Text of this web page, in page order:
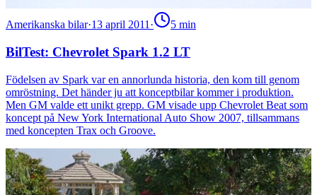
Amerikanska bilar·13 april 2011 · 5 min
BilTest: Chevrolet Spark 1.2 LT
Födelsen av Spark var en annorlunda historia, den kom till genom
omröstning. Det händer ju att konceptbilar kommer i produktion.
Men GM valde ett unikt grepp. GM visade upp Chevrolet Beat som
koncept på New York International Auto Show 2007, tillsammans
med koncepten Trax och Groove.